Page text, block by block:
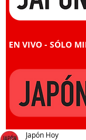
EN VIVO - SÓLO
Japón Hoy